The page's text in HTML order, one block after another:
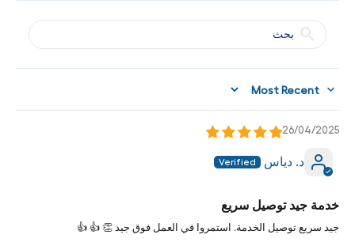
Sort by
26/04/2025
د. دياس
خدمة جيد توصيل سريع
جيد سريع توصيل الخدمة. استمروا في العمل فوق جيد 👏 👍 👍